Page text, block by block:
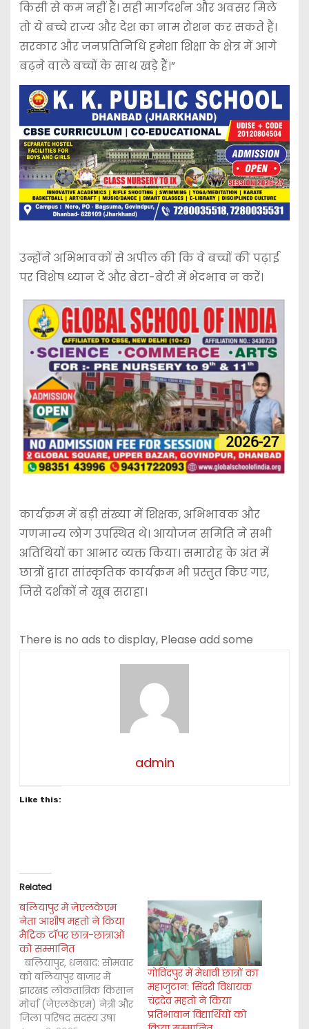
किसी से कम नहीं हैं। सही मार्गदर्शन और अवसर मिले
तो ये बच्चे राज्य और देश का नाम रोशन कर सकते हैं।
सरकार और जनप्रतिनिधि हमेशा शिक्षा के क्षेत्र में आगे
बढ़ने वाले बच्चों के साथ खड़े हैं।”
उन्होंने अभिभावकों से अपील की कि वे बच्चों की पढ़ाई
पर विशेष ध्यान दें और बेटा-बेटी में भेदभाव न करें।
कार्यक्रम में बड़ी संख्या में शिक्षक, अभिभावक और
गणमान्य लोग उपस्थित थे। आयोजन समिति ने सभी
अतिथियों का आभार व्यक्त किया। समारोह के अंत में
छात्रों द्वारा सांस्कृतिक कार्यक्रम भी प्रस्तुत किए गए,
जिसे दर्शकों ने खूब सराहा।
There is no ads to display, Please add some
admin
Like this:
Related
बलियापुर में जेएलकेएम
नेता आशीष महतो ने किया
मैट्रिक टॉपर छात्र-छात्राओं
को सम्मानित
बलियापुर, धनबाद: सोमवार
को बलियापुर बाजार में
झारखंड लोकतांत्रिक किसान
मोर्चा (जेएलकेएम) नेत्री और
जिला परिषद सदस्य उषा
गोविंदपुर में मेधावी छात्रों का
महाजुटान: सिंदरी विधायक
चंद्रदेव महतो ने किया
प्रतिभावान विद्यार्थियों को